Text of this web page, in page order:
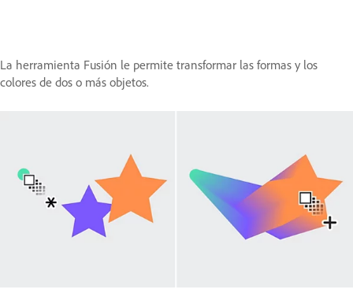
La herramienta Fusión le permite transformar las formas y los
colores de dos o más objetos.